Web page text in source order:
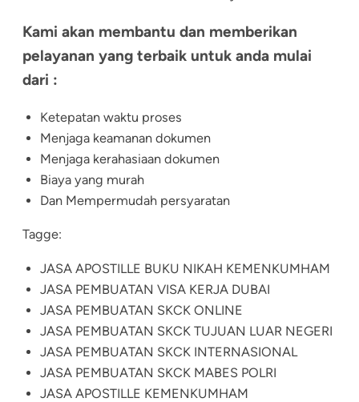
Kami akan membantu dan memberikan
pelayanan yang terbaik untuk anda mulai
dari :
Ketepatan waktu proses
Menjaga keamanan dokumen
Menjaga kerahasiaan dokumen
Biaya yang murah
Dan Mempermudah persyaratan
Tagge:
JASA APOSTILLE BUKU NIKAH KEMENKUMHAM
JASA PEMBUATAN VISA KERJA DUBAI
JASA PEMBUATAN SKCK ONLINE
JASA PEMBUATAN SKCK TUJUAN LUAR NEGERI
JASA PEMBUATAN SKCK INTERNASIONAL
JASA PEMBUATAN SKCK MABES POLRI
JASA APOSTILLE KEMENKUMHAM